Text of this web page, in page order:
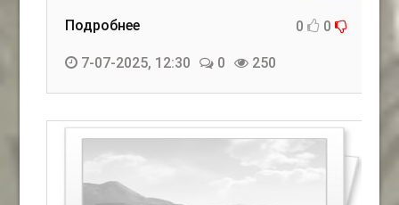
Подробнее 0 0
7-07-2025, 12:30 0 250